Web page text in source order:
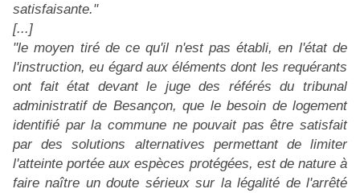
satisfaisante."
[...]
"le moyen tiré de ce qu'il n'est pas établi, en l'état de
l'instruction, eu égard aux éléments dont les requérants
ont fait état devant le juge des référés du tribunal
administratif de Besançon, que le besoin de logement
identifié par la commune ne pouvait pas être satisfait
par des solutions alternatives permettant de limiter
l'atteinte portée aux espèces protégées, est de nature à
faire naître un doute sérieux sur la légalité de l'arrêté